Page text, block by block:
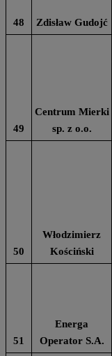
48 Zdisław Gudojć
49
Centrum Mierki
sp. z o.o.
50
Włodzimierz
Kościński
51
Energa
Operator S.A.